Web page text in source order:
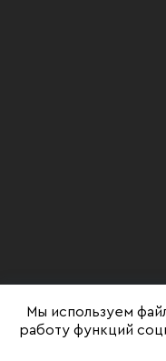
Мы используем
работу функций